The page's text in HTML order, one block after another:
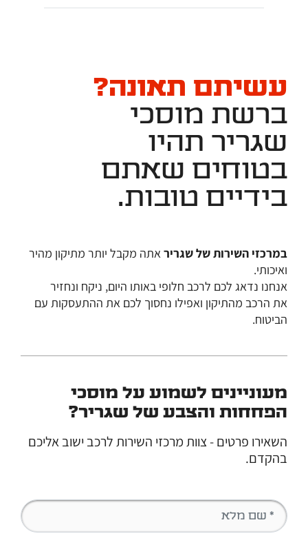
עשיתם תאונה?
ברשת מוסכי
שגריר תהיו
בטוחים שאתם
בידיים טובות.
במרכזי השירות של שגריראתה מקבל יותר מתיקון מהיר
ואיכותי.
אנחנו נדאג לכם לרכב חלופי באותו היום, ניקח ונחזיר
את הרכב מהתיקון ואפילו נחסוך לכם את ההתעסקות עם
הביטוח.
מעוניינים לשמוע על מוסכי
הפחחות והצבע של שגריר?
השאירו פרטים - צוות מרכזי השירות לרכב ישוב אליכם
בהקדם.
שם מלא